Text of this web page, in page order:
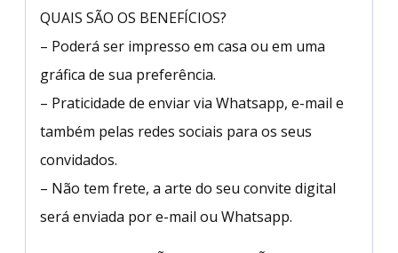
QUAIS SÃO OS BENEFÍCIOS?
– Poderá ser impresso em casa ou em uma
gráfica de sua preferência.
– Praticidade de enviar via Whatsapp, e-mail e
também pelas redes sociais para os seus
convidados.
– Não tem frete, a arte do seu convite digital
será enviada por e-mail ou Whatsapp.